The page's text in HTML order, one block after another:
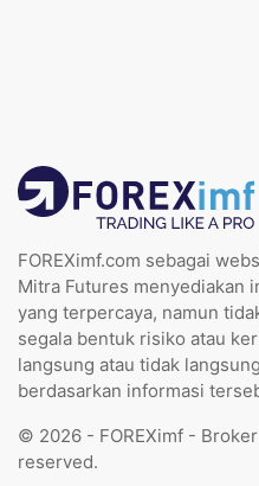
FOREXimf.com sebagai
Mitra Futures menyediakan
yang terpercaya, namun
segala bentuk risiko atau
langsung atau tidak
berdasarkan informasi
© 2026 - FOREXimf -
reserved.